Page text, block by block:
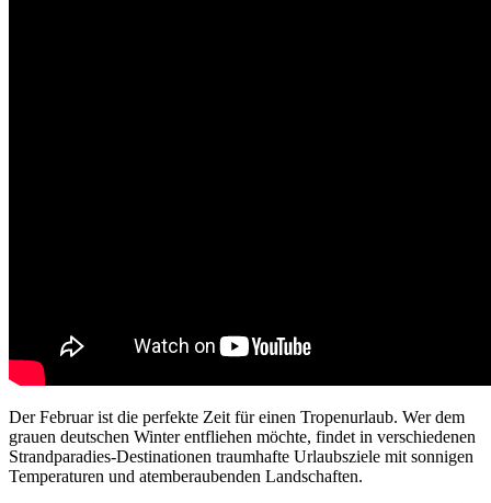
Der Februar ist die perfekte Zeit für einen Tropenurlaub. Wer dem
grauen deutschen Winter entfliehen möchte, findet in verschiedenen
Strandparadies-Destinationen traumhafte Urlaubsziele mit sonnigen
Temperaturen und atemberaubenden Landschaften.